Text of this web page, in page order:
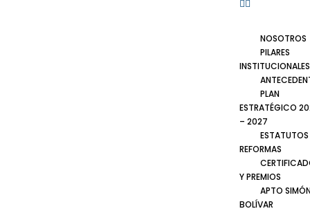
NOSOTROS
PILARES
INSTITUCIONALES
PLAN
ESTRATÉGICO
– 2027
ESTATUTOS
REFORMAS
Y PREMIOS
APTO
BOLÍVAR